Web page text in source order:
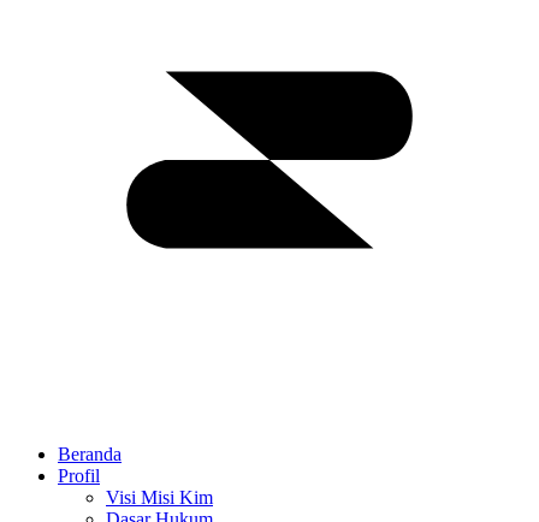
Beranda
Profil
Visi Misi Kim